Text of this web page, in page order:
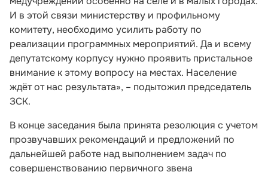
И в этой связи министерству и профильному
комитету, необходимо усилить работу по
реализации программных мероприятий. Да и всему
депутатскому корпусу нужно проявить пристальное
внимание к этому вопросу на местах. Население
ждёт от нас результата», – подытожил председатель
ЗСК.
В конце заседания была принята резолюция с учетом
прозвучавших рекомендаций и предложений по
дальнейшей работе над выполнением задач по
совершенствованию первичного звена